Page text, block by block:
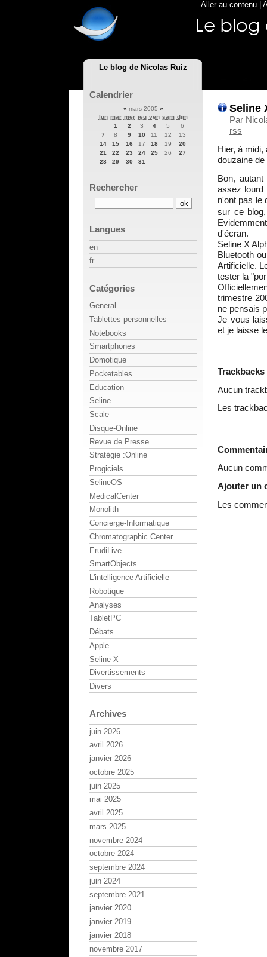
Le blog de Nicolas Ruiz
Aller au contenu
Seline
Par
rss
Hier, à midi,
douzaine
Bon,
assez lourd
n'ont pas le
sur ce
d'écran.
Seline X
Bluetooth
Artificielle.
tester la
trimestre
ne pensais
Je vous
et je laisse
Trackbacks
Aucun
Les
Aucun
Ajouter un
Les
Calendrier
« mars 2005 »
lun mar mer jeu ven sam dim
1
2 3 4 5
6
7
8 9 10 11 12
13
14
15 16 17 18 19
20
21
22 23 24 25 26
27
28
29 30 31
Rechercher
Langues
en
fr
Catégories
General
Tablettes personnelles
Notebooks
Smartphones
Domotique
Pocketables
Education
Seline
Scale
Disque-Online
Revue de Presse
Stratégie :Online
Progiciels
SelineOS
MedicalCenter
Monolith
Concierge-Informatique
Chromatographic Center
ErudiLive
SmartObjects
L'intelligence Artificielle
Robotique
Analyses
TabletPC
Débats
Apple
Seline X
Divertissements
Divers
Archives
juin 2026
avril 2026
janvier 2026
octobre 2025
juin 2025
mai 2025
avril 2025
mars 2025
novembre 2024
octobre 2024
septembre 2024
juin 2024
septembre 2021
janvier 2020
janvier 2019
janvier 2018
novembre 2017